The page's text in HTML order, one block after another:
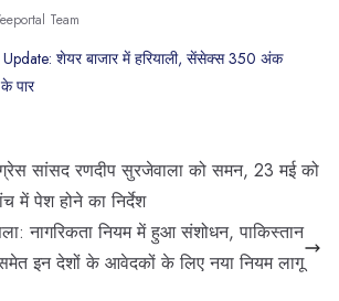
Team
शेयर बाजार में हरियाली, सेंसेक्स 350 अंक
पार
सांसद रणदीप सुरजेवाला को समन, 23 मई को
में पेश होने का निर्देश
नागरिकता नियम में हुआ संशोधन, पाकिस्तान
इन देशों के आवेदकों के लिए नया नियम लागू